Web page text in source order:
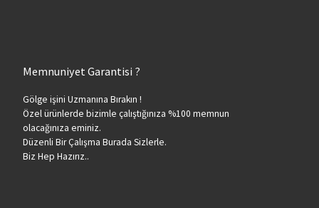
Memnuniyet Garantisi ?
Gölge işini Uzmanına Bırakın !
Özel ürünlerde bizimle çalıştığınıza %100 memnun
olacağınıza eminiz.
Düzenli Bir Çalışma Burada Sizlerle.
Biz Hep Hazırız..